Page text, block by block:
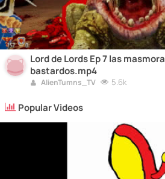
Lord de Lords Ep 7 las
bastardos.mp4
AlienTumns_TV 5.6k
Popular Videos